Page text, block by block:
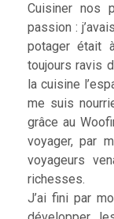
Cuisiner nos
passion :
potager était
toujours ravis
la cuisine
me suis
grâce au
voyager, par
voyageurs
richesses.
J’ai fini par